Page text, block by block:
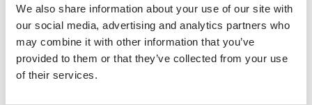
We also share information about your use of our site with
our social media, advertising and analytics partners who
may combine it with other information that you’ve
provided to them or that they’ve collected from your use
of their services.
in denen sie sich in der Welt der Menschen
versteckt und gehofft hat, dass niemand sie
findet. Aber manche Hoffnungen erfüllen sich
nicht. Und jetzt stehen alte Freunde vor ihrer
Tür und bitten sie, um ihre Hilfe. Sie muss sich